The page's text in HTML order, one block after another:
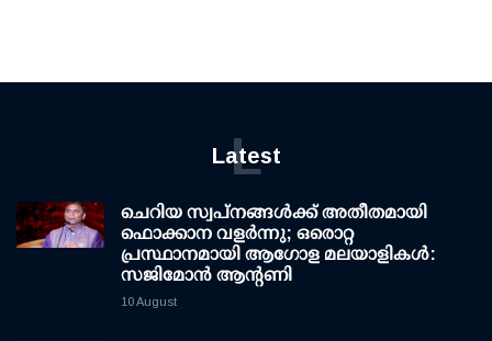
Latest
L
ചെറിയ സ്വപ്നങ്ങൾക്ക് അതീതമായി
ഫൊക്കാന വളർന്നു; ഒരൊറ്റ
പ്രസ്ഥാനമായി ആഗോള മലയാളികൾ:
സജിമോൻ ആന്റണി
10 August